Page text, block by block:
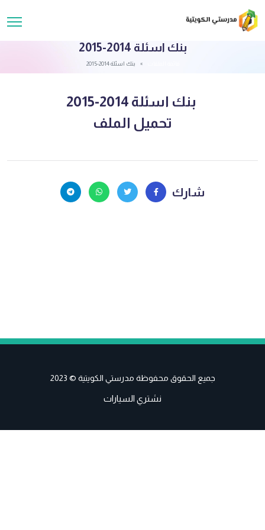
بنك اسئلة 2014-2015
بنك اسئلة 2014-2015
بنك اسئلة 2014-2015
تحميل الملف
شارك
جميع الحقوق محفوظة مدرستي الكويتية © 2023
نشتري السيارات